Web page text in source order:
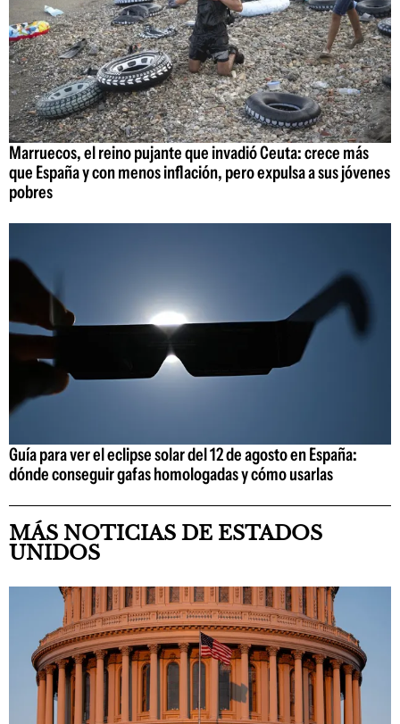
Marruecos, el reino pujante que invadió Ceuta: crece más
que España y con menos inflación, pero expulsa a sus jóvenes
pobres
Guía para ver el eclipse solar del 12 de agosto en España:
dónde conseguir gafas homologadas y cómo usarlas
MÁS NOTICIAS DE ESTADOS
UNIDOS